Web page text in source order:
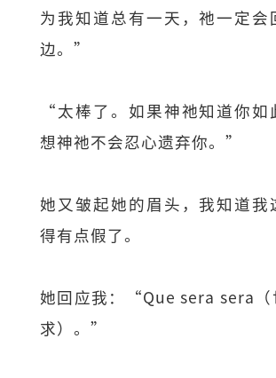
为我知道总有一天，祂一定会
边。”
“太棒了。如果神祂知道你如
想神祂不会忍心遗弃你。”
她又皱起她的眉头，我知道我
得有点假了。
她回应我：“Que sera sera（
求）。”